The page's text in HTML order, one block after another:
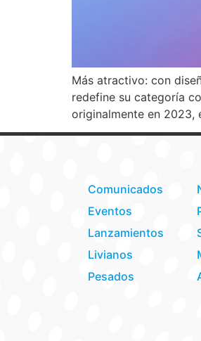
Más atractivo: con
redefine su categoría
originalmente en 2023,
Comunicados
Eventos
Lanzamientos
Livianos
Pesados